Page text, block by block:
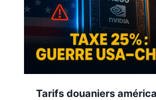
Tarifs douaniers